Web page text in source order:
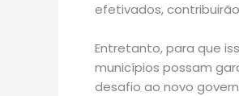
efetivados,
Entretanto, para que
municípios possam
desafio ao novo